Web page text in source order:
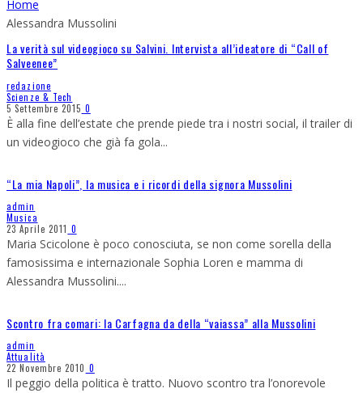
Home
Alessandra Mussolini
La verità sul videogioco su Salvini. Intervista all’ideatore di “Call of
Salveenee”
redazione
Scienze & Tech
5 Settembre 2015 0
È alla fine dell’estate che prende piede tra i nostri social, il trailer di
un videogioco che già fa gola...
“La mia Napoli”, la musica e i ricordi della signora Mussolini
admin
Musica
23 Aprile 2011 0
Maria Scicolone è poco conosciuta, se non come sorella della
famosissima e internazionale Sophia Loren e mamma di
Alessandra Mussolini....
Scontro fra comari: la Carfagna da della “vaiassa” alla Mussolini
admin
Attualità
22 Novembre 2010 0
Il peggio della politica è tratto. Nuovo scontro tra l’onorevole